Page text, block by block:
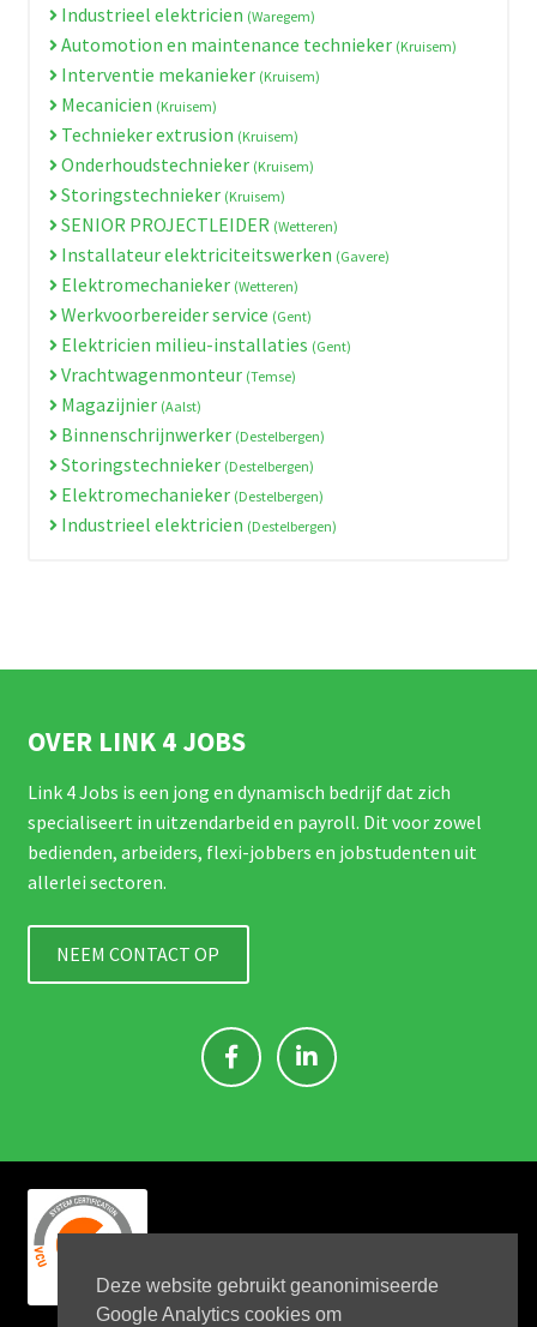
Deze website gebruikt geanonimiseerde
Google Analytics cookies om
Industrieel elektricien (Waregem)
Automotion en maintenance technieker (Kruisem)
Interventie mekanieker (Kruisem)
Mecanicien (Kruisem)
Technieker extrusion (Kruisem)
Onderhoudstechnieker (Kruisem)
Storingstechnieker (Kruisem)
SENIOR PROJECTLEIDER (Wetteren)
Installateur elektriciteitswerken (Gavere)
Elektromechanieker (Wetteren)
Werkvoorbereider service (Gent)
Elektricien milieu-installaties (Gent)
Vrachtwagenmonteur (Temse)
Magazijnier (Aalst)
Binnenschrijnwerker (Destelbergen)
Storingstechnieker (Destelbergen)
Elektromechanieker (Destelbergen)
Industrieel elektricien (Destelbergen)
OVER LINK 4 JOBS
Link 4 Jobs is een jong en dynamisch bedrijf dat zich
specialiseert in uitzendarbeid en payroll. Dit voor zowel
bedienden, arbeiders, flexi-jobbers en jobstudenten uit
allerlei sectoren.
NEEM CONTACT OP